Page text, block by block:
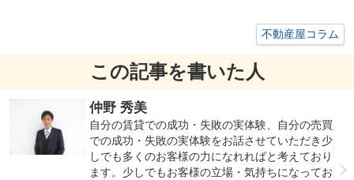
不動産屋コラム
この記事を書いた人
仲野 秀美
自分の賃貸での成功・失敗の実体験、自分の売買
での成功・失敗の実体験をお話させていただき少
しでも多くのお客様の力になれればと考えており
ます。少しでもお客様の立場・気持ちになってお